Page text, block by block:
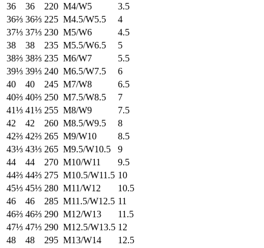
36
36 220 M4/W5
3.5
36⅔ 36⅔ 225 M4.5/W5.5
4
37⅓ 37⅓ 230 M5/W6
4.5
38
38 235 M5.5/W6.5
5
38⅔ 38⅔ 235 M6/W7
5.5
39⅓ 39⅓ 240 M6.5/W7.5
6
40
40 245 M7/W8
6.5
40⅔ 40⅔ 250 M7.5/W8.5
7
41⅓ 41⅓ 255 M8/W9
7.5
42
42 260 M8.5/W9.5
8
42⅔ 42⅔ 265 M9/W10
8.5
43⅓ 43⅓ 265 M9.5/W10.5
9
44
44 270 M10/W11
9.5
44⅔ 44⅔ 275 M10.5/W11.5 10
45⅓ 45⅓ 280 M11/W12
10.5
46
46 285 M11.5/W12.5 11
46⅔ 46⅔ 290 M12/W13
11.5
47⅓ 47⅓ 290 M12.5/W13.5 12
48
48 295 M13/W14
12.5